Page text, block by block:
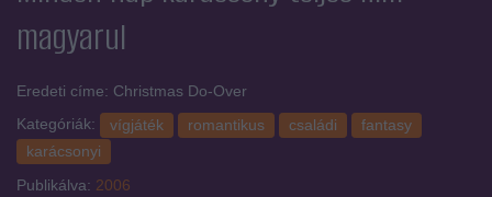
magyarul
Eredeti címe: Christmas Do-Over
Kategóriák:
vígjáték romantikus családi
fantasy
karácsonyi
Publikálva: 2006